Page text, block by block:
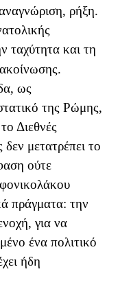
ρήξη.
ταχύτητα και τη
ως
της Ρώμης,
Διεθνές
μετατρέπει το
ούτε
πράγματα: την
για να
ένα πολιτικό
ήδη